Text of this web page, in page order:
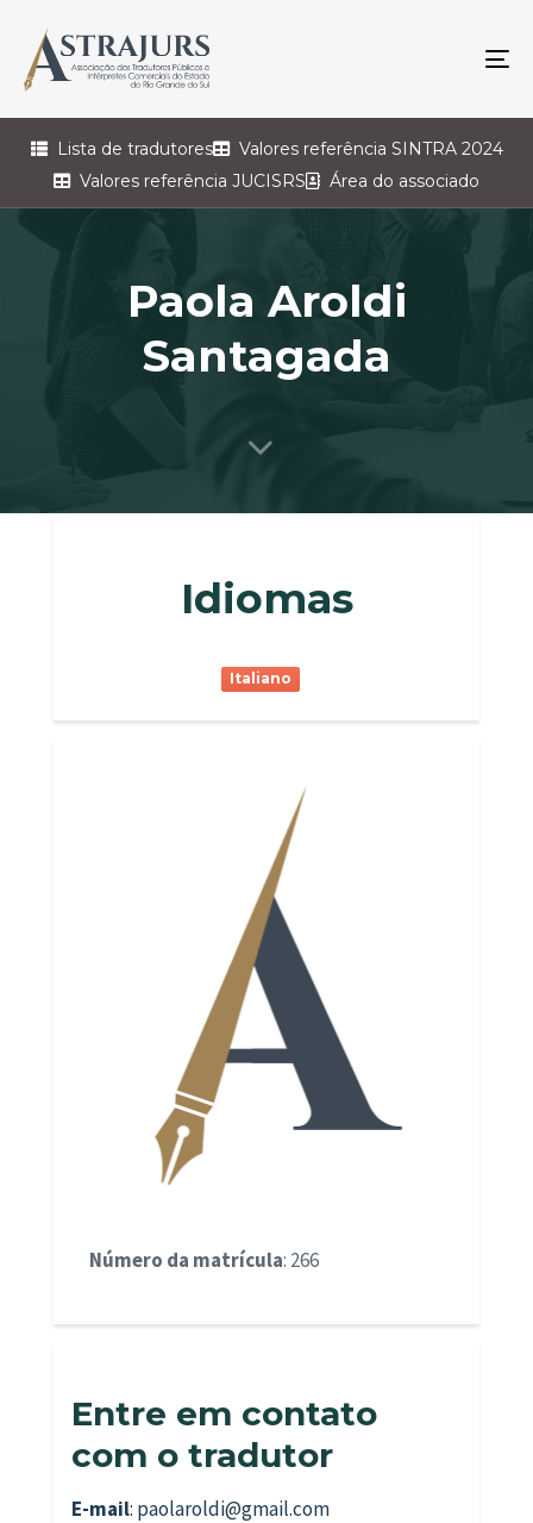
Lista de tradutores
Valores referência SINTRA 2024
Valores referência JUCISRS
Área do associado
Paola Aroldi
Santagada
Idiomas
Italiano
Número da matrícula: 266
Entre em contato
com o tradutor
E-mail: paolaroldi@gmail.com